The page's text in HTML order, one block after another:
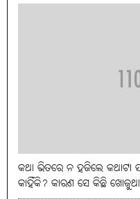
କଥା ଭିତରେ ନ ହଜିଲେ
କାହିଁକି? କାରଣ ସେ କିଛି